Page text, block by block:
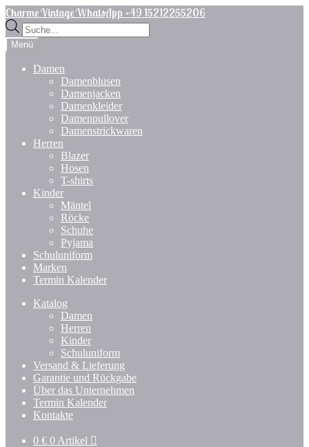
Zur
Navigation
springen
Zum
Inhalt
springen
Charme Vintage WhatsApp +49 15212255206
Products
search
Menü
Damen
Damenblusen
Damenjacken
Damenkleider
Damenpullover
Damenstrickwaren
Herren
Blazer
Hosen
T-shirts
Kinder
Mäntel
Röcke
Schuhe
Pyjama
Schuluniform
Marken
Termin Kalender
Katalog
Damen
Herren
Kinder
Schuluniform
Versand & Lieferung
Garantie und Rückgabe
Über das Unternehmen
Termin Kalender
Kontakte
0 € 0 Artikel